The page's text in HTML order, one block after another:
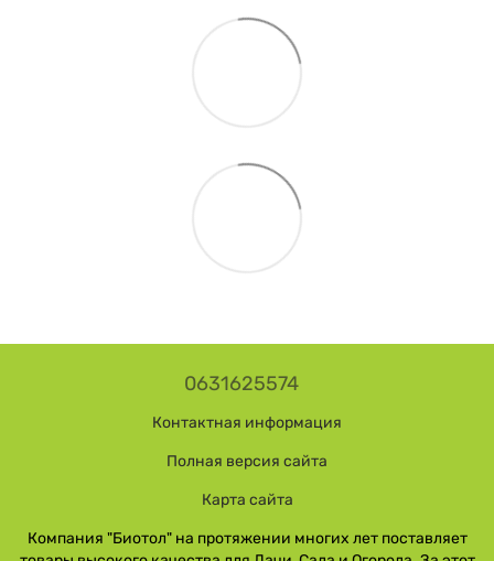
0631625574
Контактная информация
Полная версия сайта
Карта сайта
Компания "Биотол" на протяжении многих лет поставляет